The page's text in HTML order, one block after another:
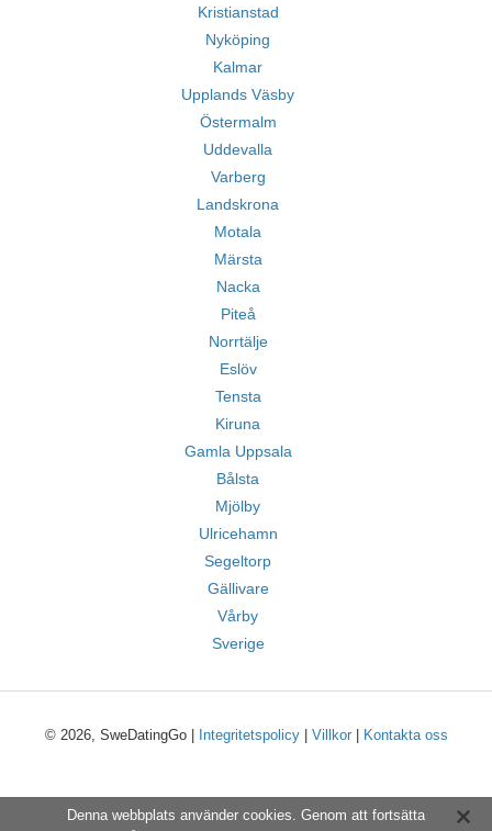
Kristianstad
Nyköping
Kalmar
Upplands Väsby
Östermalm
Uddevalla
Varberg
Landskrona
Motala
Märsta
Nacka
Piteå
Norrtälje
Eslöv
Tensta
Kiruna
Gamla Uppsala
Bålsta
Mjölby
Ulricehamn
Segeltorp
Gällivare
Vårby
Sverige
© 2026, SweDatingGo | Integritetspolicy| Villkor| Kontakta oss
Denna webbplats använder cookies. Genom att fortsätta